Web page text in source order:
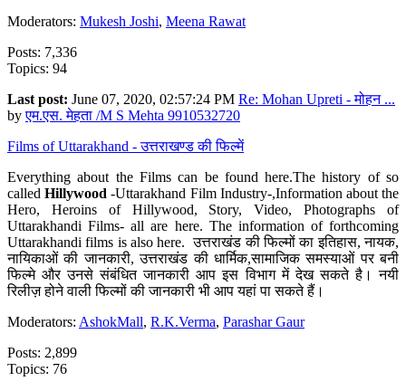
Moderators: Mukesh Joshi, Meena Rawat
Posts: 7,336
Topics: 94
Last post: June 07, 2020, 02:57:24 PM Re: Mohan Upreti - मोहन ...
byएम.एस. मेहता /M S Mehta 9910532720
Films of Uttarakhand - उत्तराखण्ड की फिल्में
Everything about the Films can be found here.The history of so
calledHillywood-Uttarakhand Film Industry-,Information about the
Hero, Heroins of Hillywood, Story, Video, Photographs of
Uttarakhandi Films- all are here. The information of forthcoming
Uttarakhandi films is also here. उत्तराखंड की फिल्मों का इतिहास, नायक,
नायिकाओं की जानकारी, उत्तराखंड की धार्मिक,सामाजिक समस्याओं पर बनी
फिल्मे और उनसे संबंधित जानकारी आप इस विभाग में देख सकते है। नयी
रिलीज़ होने वाली फिल्मों की जानकारी भी आप यहां पा सकते हैं।
Moderators: AshokMall, R.K.Verma, Parashar Gaur
Posts: 2,899
Topics: 76